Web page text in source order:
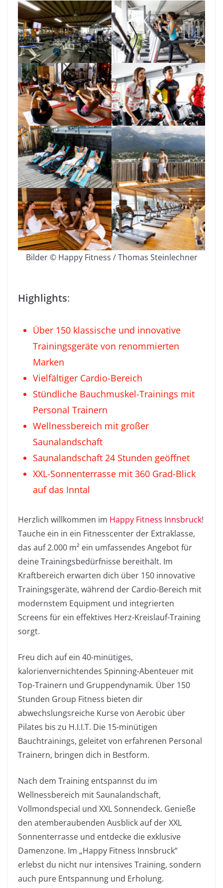
Bilder © Happy Fitness / Thomas Steinlechner
Highlights:
Über 150 klassische und innovative
Trainingsgeräte von renommierten
Marken
Vielfältiger Cardio-Bereich
Stündliche Bauchmuskel-Trainings mit
Personal Trainern
Wellnessbereich mit großer
Saunalandschaft
Saunalandschaft 24 Stunden geöffnet
XXL-Sonnenterrasse mit 360 Grad-Blick
auf das Inntal
Herzlich willkommen im Happy Fitness Innsbruck!
Tauche ein in ein Fitnesscenter der Extraklasse,
das auf 2.000 m² ein umfassendes Angebot für
deine Trainingsbedürfnisse bereithält. Im
Kraftbereich erwarten dich über 150 innovative
Trainingsgeräte, während der Cardio-Bereich mit
modernstem Equipment und integrierten
Screens für ein effektives Herz-Kreislauf-Training
sorgt.
Freu dich auf ein 40-minütiges,
kalorienvernichtendes Spinning-Abenteuer mit
Top-Trainern und Gruppendynamik. Über 150
Stunden Group Fitness bieten dir
abwechslungsreiche Kurse von Aerobic über
Pilates bis zu H.I.I.T. Die 15-minütigen
Bauchtrainings, geleitet von erfahrenen Personal
Trainern, bringen dich in Bestform.
Nach dem Training entspannst du im
Wellnessbereich mit Saunalandschaft,
Vollmondspecial und XXL Sonnendeck. Genieße
den atemberaubenden Ausblick auf der XXL
Sonnenterrasse und entdecke die exklusive
Damenzone. Im „Happy Fitness Innsbruck“
erlebst du nicht nur intensives Training, sondern
auch pure Entspannung und Erholung.